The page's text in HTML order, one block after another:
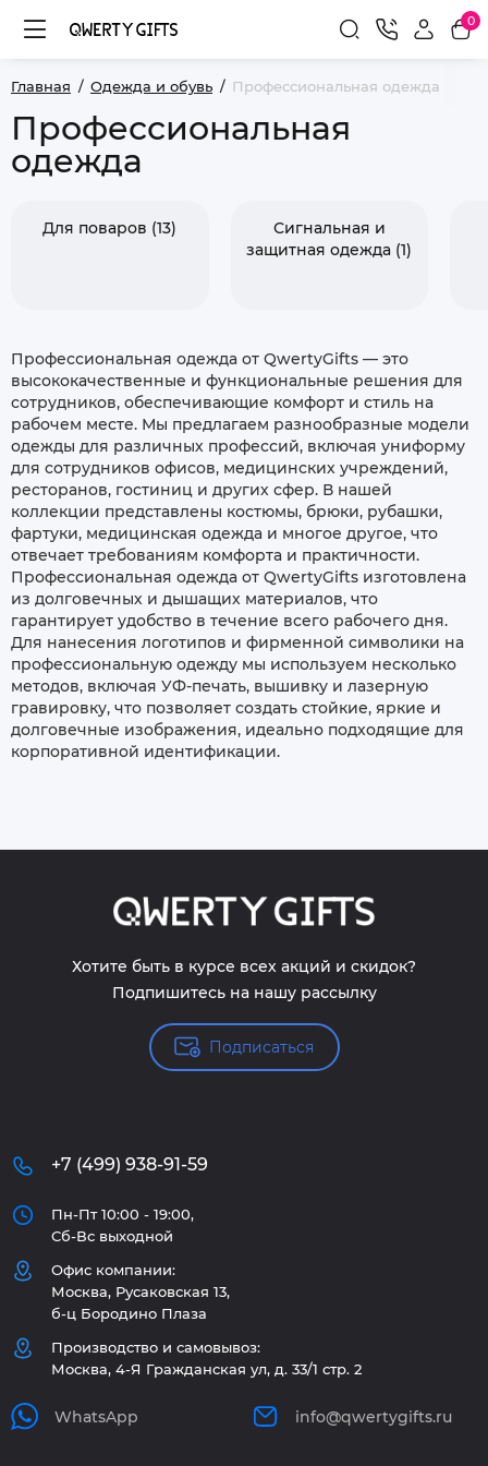
0
Главная Одежда и обувь Профессиональная одежда
Профессиональная
одежда
Для поваров (13)
Сигнальная и
защитная одежда (1)
Профессиональная одежда от QwertyGifts — это
высококачественные и функциональные решения для
сотрудников, обеспечивающие комфорт и стиль на
рабочем месте. Мы предлагаем разнообразные модели
одежды для различных профессий, включая униформу
для сотрудников офисов, медицинских учреждений,
ресторанов, гостиниц и других сфер. В нашей
коллекции представлены костюмы, брюки, рубашки,
фартуки, медицинская одежда и многое другое, что
отвечает требованиям комфорта и практичности.
Профессиональная одежда от QwertyGifts изготовлена
из долговечных и дышащих материалов, что
гарантирует удобство в течение всего рабочего дня.
Для нанесения логотипов и фирменной символики на
профессиональную одежду мы используем несколько
методов, включая УФ-печать, вышивку и лазерную
гравировку, что позволяет создать стойкие, яркие и
долговечные изображения, идеально подходящие для
корпоративной идентификации.
Хотите быть в курсе всех акций и скидок?
Подпишитесь на нашу рассылку
Подписаться
+7 (499) 938-91-59
Пн-Пт 10:00 - 19:00,
Сб-Вс выходной
Офис компании:
Москва, Русаковская 13,
б-ц Бородино Плаза
Производство и самовывоз:
Москва, 4-Я Гражданская ул, д. 33/1 стр. 2
WhatsApp info@qwertygifts.ru